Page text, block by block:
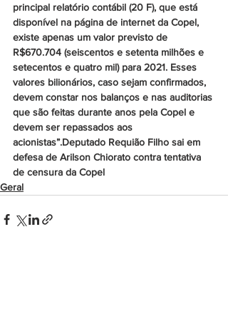
principal relatório contábil (20 F), que está
disponível na página de internet da Copel,
existe apenas um valor previsto de
R$670.704 (seiscentos e setenta milhões e
setecentos e quatro mil) para 2021. Esses
valores bilionários, caso sejam confirmados,
devem constar nos balanços e nas auditorias
que são feitas durante anos pela Copel e
devem ser repassados aos
acionistas”.Deputado Requião Filho sai em
defesa de Arilson Chiorato contra tentativa
de censura da Copel
Geral